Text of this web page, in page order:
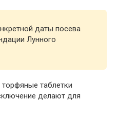
даты посева
Лунного
таблетки
делают для